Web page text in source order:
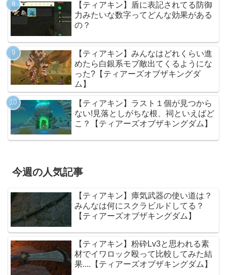
【ティアキン】盾に表記されてる防御
力みたいな数字ってどんな効果がある
の？
【ティアキン】みんなはどれくらい進
めたら白銀系モブ敵出てくるようにな
った?【ティアーズオブザキングダ
ム】
【ティアキン】ラスト１個が見つから
ない!見落としがちな根、祠といえばど
こ？【ティアーズオブザキングダム】
今週の人気記事
【ティアキン】瘴気武器の使い道は？
みんなは何にスクラビルドしてる？
【ティアーズオブザキングダム】
【ティアキン】粉砕Lv3と思われる素
材でイワロック殴って比較してみた結
果....【ティアーズオブザキングダム】